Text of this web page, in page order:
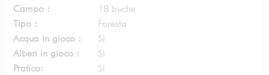
Campo :
18 buche
Tipo :
Foresta
Acqua in gioco :
Sì
Alberi in gioco :
Sì
Pratica:
Sì